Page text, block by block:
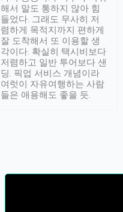
해서 말도 통하지 않아 힘
들었다. 그래도 무사히 저
렴하게 목적지까지 편하게
잘 도착해서 또 이용할 생
각이다. 확실히 택시비보다
저렴하고 일반 투어보다 샌
딩. 픽업 서비스 개념이라
여럿이 자유여행하는 사람
들은 애용해도 좋을 듯.